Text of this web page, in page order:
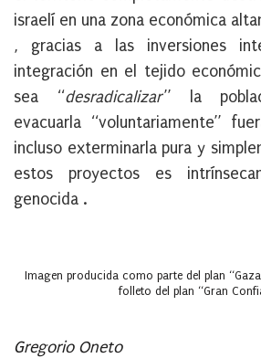
israelí en una zona económica
, gracias a las inversiones
integración en el tejido
sea “desradicalizar” la
evacuarla “voluntariamente”
incluso exterminarla pura y
estos proyectos es
genocida .
Imagen producida como parte del plan
folleto del plan “Gran
Gregorio Oneto